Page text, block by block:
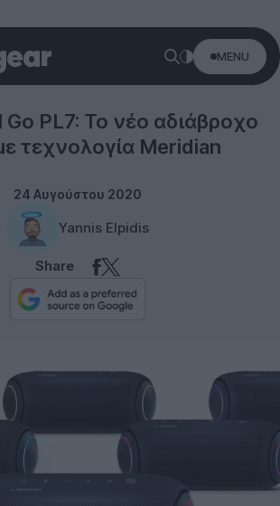
MENU
Go PL7: Το νέο αδιάβροχο
τεχνολογία Meridian
24 Αυγούστου 2020
Yannis Elpidis
Share